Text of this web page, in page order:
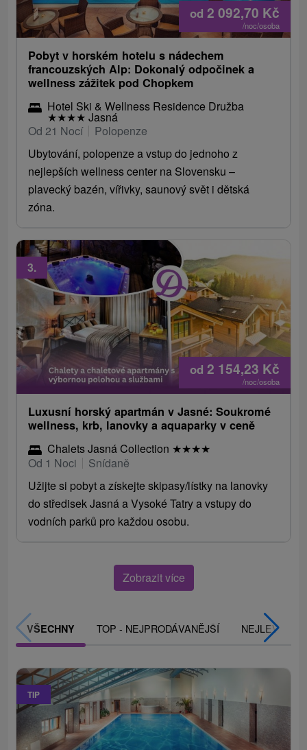
od 2 092,70 Kč
/noc/osoba
Pobyt v horském hotelu s nádechem
francouzských Alp: Dokonalý odpočinek a
wellness zážitek pod Chopkem
Hotel Ski & Wellness Residence Družba
★★★★ Jasná
Od 21 Nocí
Polopenze
Ubytování, polopenze a vstup do jednoho z
nejlepších wellness center na Slovensku –
plavecký bazén, vířivky, saunový svět i dětská
zóna.
od 2 154,23 Kč
/noc/osoba
3.
Luxusní horský apartmán v Jasné: Soukromé
wellness, krb, lanovky a aquaparky v ceně
Chalets Jasná Collection ★★★★
Od 1 Noci
Snídaně
Užijte si pobyt a získejte skipasy/lístky na lanovky
do středisek Jasná a Vysoké Tatry a vstupy do
vodních parků pro každou osobu.
Zobrazit více
VŠECHNY TOP - NEJPRODÁVANĚJŠÍ NEJLEVNĚJŠÍ
TIP